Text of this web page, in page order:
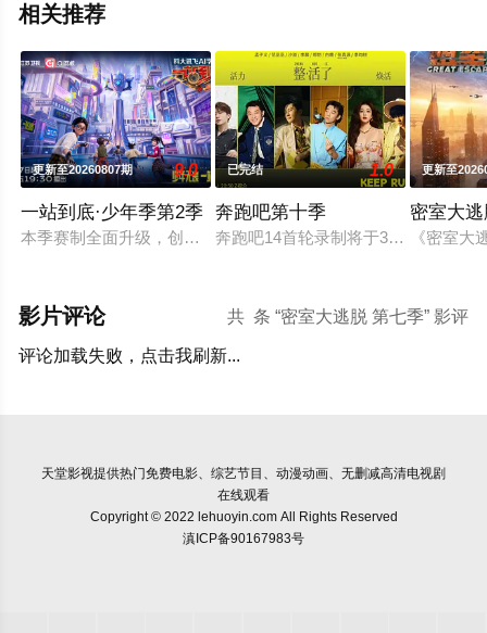
相关推荐
更新至20260807期 9.0
一站到底·少年季第2季
本季赛制全面升级，创新引入PBL（问题驱动教学法）项目挑
已完结 1.0
奔跑吧第十季
奔跑吧14首轮录制将于3月25-29日开
更新至
密室大
《密室
共 条 “密室大逃脱 第七季” 影评
影片评论
评论加载失败，点击我刷新...
天堂影视提供热门免费电影、综艺节目、动漫动画、无删减高清电视剧
在线观看
Copyright © 2022 lehuoyin.com All Rights Reserved
滇ICP备90167983号